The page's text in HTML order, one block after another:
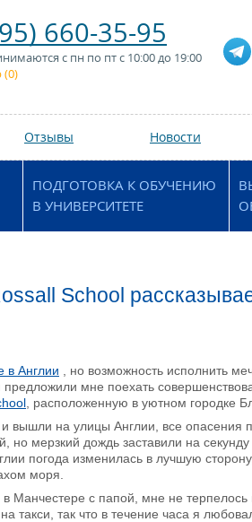
660-35-95
с пн по пт с 10:00 до 19:00
(0)
Отзывы Новости
ПОДГОТОВКА К ОБУЧЕНИЮ
В УНИВЕРСИТЕТЕ
School
в Англии , но возможность исполнить
мне поехать
, расположенную в уютном городке
вышли на улицы Англии, все опасения
но мерзкий дождь заставили на
погода изменилась в лучшую
моря.
Манчестере с папой, мне не терпелось
такси, так что в течение часа я